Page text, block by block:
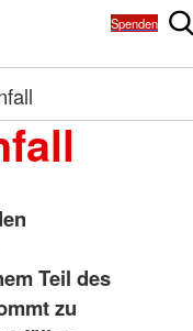
Spenden
Teil des
zu